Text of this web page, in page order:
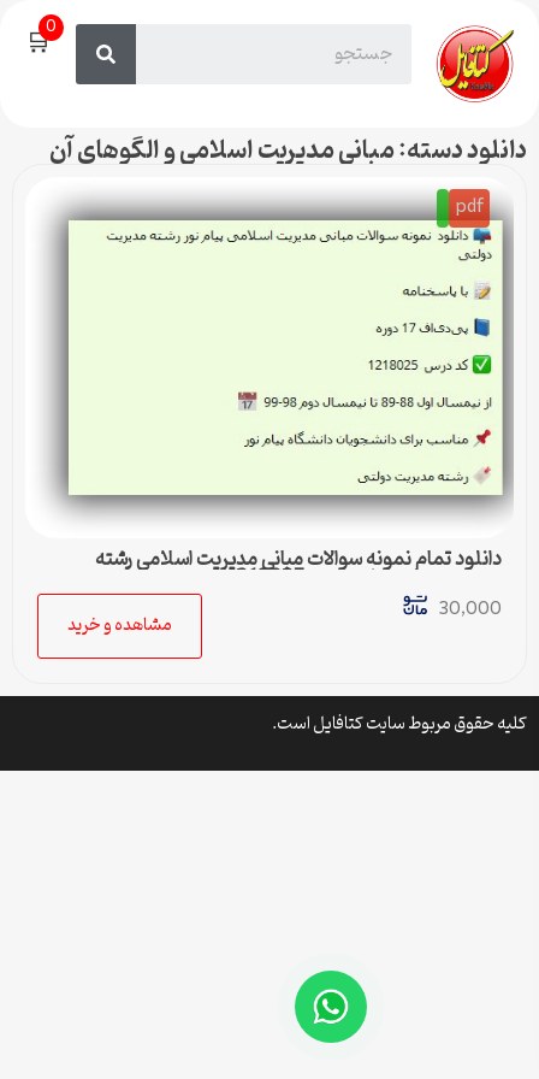
🛒0
دانلود دسته: مبانی مدیریت اسلامی و الگوهای آن
pdf
دانلود تمام نمونه سوالات مبانی مدیریت اسلامی رشته
مدیریت دولتی پیام نور کد 1218025
30,000
مشاهده و خرید
کلیه حقوق مربوط سایت کتافایل است.